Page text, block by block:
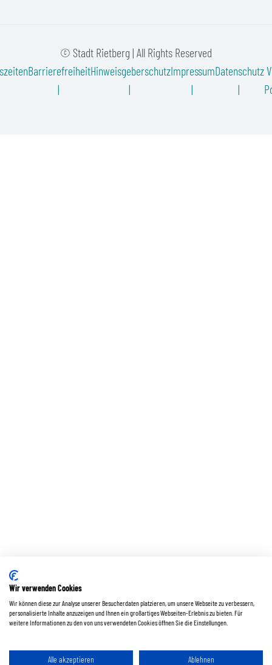
© Stadt Rietberg | All Rights Reserved
BarrierefreiheitHinweisgeberschutzImpressumDatenschutz
Wir verwenden Cookies
Wir können diese zur Analyse unserer Besucherdaten platzieren, um unsere Webseite zu verbessern,
personalisierte Inhalte anzuzeigen und Ihnen ein großartiges Webseiten-Erlebnis zu bieten. Für
weitere Informationen zu den von uns verwendeten Cookies öffnen Sie die Einstellungen.
Alle akzeptieren Ablehnen